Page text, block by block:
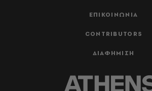
ΕΠΙΚΟΙΝΩΝΙΑ
CONTRIBUTORS
ΔΙΑΦΗΜΙΣΗ